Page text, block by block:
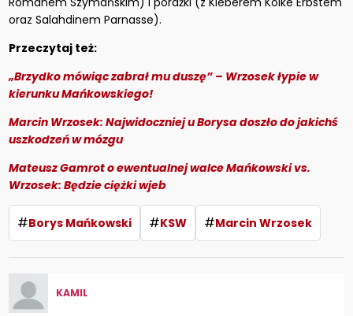
oraz Salahdinem Parnasse).
Przeczytaj też:
„Brzydko mówiąc zabrał mu duszę” – Wrzosek łypie w
kierunku Mańkowskiego!
Marcin Wrzosek: Najwidoczniej u Borysa doszło do jakichś
uszkodzeń w mózgu
Mateusz Gamrot o ewentualnej walce Mańkowski vs.
Wrzosek: Będzie ciężki wjeb
#Borys Mańkowski #KSW #Marcin Wrzosek
KAMIL